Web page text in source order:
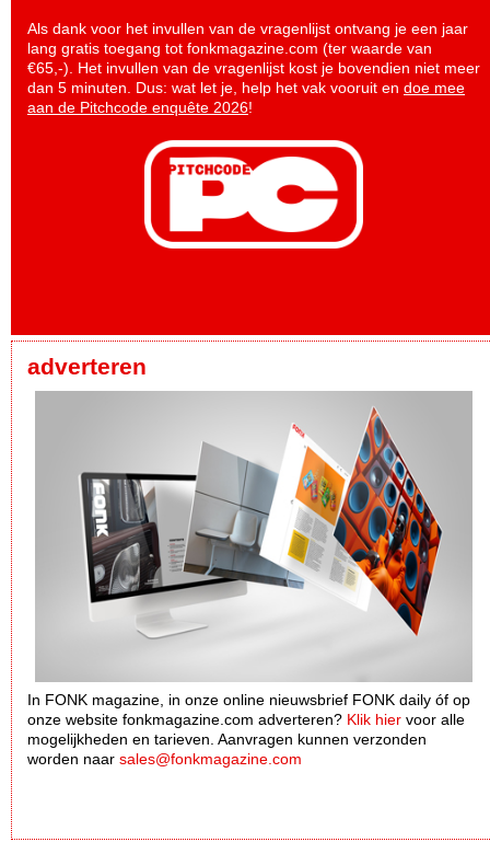
Als dank voor het invullen van de vragenlijst ontvang je een jaar
lang gratis toegang tot fonkmagazine.com (ter waarde van
€65,-). Het invullen van de vragenlijst kost je bovendien niet meer
dan 5 minuten. Dus: wat let je, help het vak vooruit en doe mee
aan de Pitchcode enquête 2026!
adverteren
In FONK magazine, in onze online nieuwsbrief FONK daily óf op
onze website fonkmagazine.com adverteren? Klik hier voor alle
mogelijkheden en tarieven. Aanvragen kunnen verzonden
worden naar sales@fonkmagazine.com